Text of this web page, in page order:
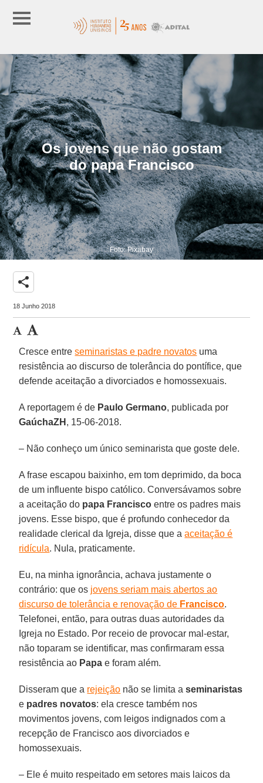
Os jovens que não gostam
do papa Francisco
Foto: Pixabay
share
18 Junho 2018
Cresce entreseminaristas e padre novatos uma
resistência ao discurso de tolerância do pontífice, que
defende aceitação a divorciados e homossexuais.
A reportagem é de Paulo Germano, publicada por
GaúchaZH , 15-06-2018.
– Não conheço um único seminarista que goste dele.
A frase escapou baixinho, em tom deprimido, da boca
de um influente bispo católico. Conversávamos sobre
a aceitação do papa Francisco entre os padres mais
jovens. Esse bispo, que é profundo conhecedor da
realidade clerical da Igreja, disse que aaceitação é
ridícula. Nula, praticamente.
Eu, na minha ignorância, achava justamente o
contrário: que os jovens seriam mais abertos ao
discurso de tolerância e renovação de Francisco.
Telefonei, então, para outras duas autoridades da
Igreja no Estado. Por receio de provocar mal-estar,
não toparam se identificar, mas confirmaram essa
resistência ao Papa e foram além.
Disseram que a rejeição não se limita aseminaristas
e padres novatos: ela cresce também nos
movimentos jovens, com leigos indignados com a
recepção de Francisco aos divorciados e
homossexuais.
– Ele é muito respeitado em setores mais laicos da